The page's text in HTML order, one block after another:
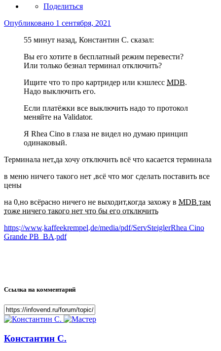
Поделиться
Опубликовано 1 сентября, 2021
55 минут назад, Константин С. сказал:
Вы его хотите в бесплатный режим перевести?
Или только безнал терминал отключить?
Ищите что то про картридер или кэшлесс MDB.
Надо выключить его.
Если платёжки все выключить надо то протокол
меняйте на Validator.
Я Rhea Cino в глаза не видел но думаю принцип
одинаковый.
Терминала нет,да хочу отключить всё что касается терминала
в меню ничего такого нет ,всё что мог сделать поставить все
цены
на 0,но всёрасно ничего не выходит,когда захожу в MDB там
тоже ничего такого нет что бы его отключить
https://www.kaffeekrempel.de/media/pdf/ServSteiglerRhea Cino
Grande PB_BA.pdf
Ссылка на комментарий
Константин С.